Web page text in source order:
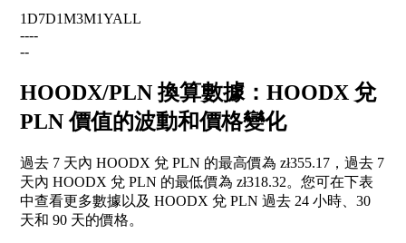
1D7D1M3M1YALL
----
--
HOODX/PLN 換算數據：HOODX 兌
PLN 價值的波動和價格變化
過去 7 天內 HOODX 兌 PLN 的最高價為 zł355.17，過去 7
天內 HOODX 兌 PLN 的最低價為 zł318.32。您可在下表
中查看更多數據以及 HOODX 兌 PLN 過去 24 小時、30
天和 90 天的價格。